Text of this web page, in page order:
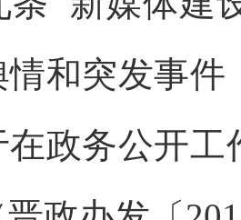
和突发事
政务公开